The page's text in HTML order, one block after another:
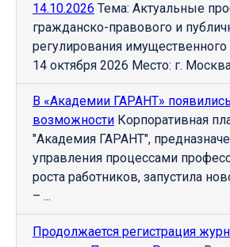
14.10.2026 Тема: Актуальные
гражданско-правового и
регулирования имущественного
14 октября 2026 Место: г.
В «Академии ГАРАНТ»
возможности Корпоративная
"Академия ГАРАНТ",
управления процессами
роста работников, запустила
– ...
Продолжается регистрация